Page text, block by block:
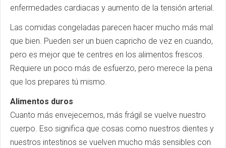
enfermedades cardiacas y aumento de la tensión arterial.
Las comidas congeladas parecen hacer mucho más mal
que bien. Pueden ser un buen capricho de vez en cuando,
pero es mejor que te centres en los alimentos frescos.
Requiere un poco más de esfuerzo, pero merece la pena
que los prepares tú mismo.
Alimentos duros
Cuanto más envejecemos, más frágil se vuelve nuestro
cuerpo. Eso significa que cosas como nuestros dientes y
nuestros intestinos se vuelven mucho más sensibles con